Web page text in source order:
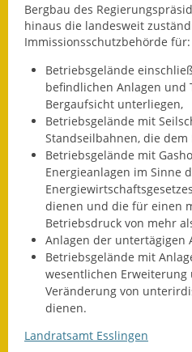
Bergbau des
hinaus die landesweit
Immissionsschutzbehörde für:
Betriebsgelände
befindlichen Anlagen und
Bergaufsicht unterliegen,
Betriebsgelände mit
Standseilbahnen, die
Betriebsgelände mit
Energieanlagen im Sinne
dienen und die für einen
Betriebsdruck von mehr
Anlagen der untertägigen
Betriebsgelände mit
wesentlichen Erweiterung
Veränderung von
dienen.
Landratsamt Esslingen